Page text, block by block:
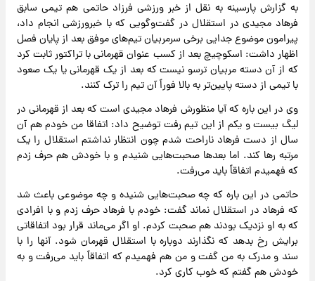
به گزارش پارسینه به نقل از خبر ورزشی فرزاد حاتمی هم تیمی سابق
فرهاد مجیدی در استقلال در گفت‌وگویی که با خبرورزشی انجام داد،
پیرامون موضوع جدایی برخی سرمربیان تیم‌های موفق بعد از پایان فصل
اظهار داشت: اسکوچیچ بعد از کسب عنوان قهرمانی با تراکتور ثابت کرد
که از آن دسته مربیان ترسو نیست که بعد از یک قهرمانی یا یک صعود
با تیمی از دسته پایین‌تر به بالا فوراً آن تیم را ترک کنند.
وی در این باره که آیا منظورش فرهاد مجیدی است که بعد از قهرمانی در
لیگ بیست و یکم از این تیم رفت توضیح داد: اتفاقا من خودم هم آن
سال از دست فرهاد ناراحت شدم چون انتظار نداشتم استقلال را یک
مرتبه رها کند. اما بعدها صحبت‌هایی شنیدم و با خودش هم حرف زدم
که فهمیدم اتفاقاً باید می‌رفت.
حاتمی در این باره که چه صحبت‌هایی شنیده و چه موضوعی باعث شد
که فرهاد در استقلال نماند گفت: خودم با فرهاد حرف زدم و با افرادی
که به او نزدیک بودند هم صحبت کردم. او اگر می‌ماند قرار بود اتفاقاتی
برایش رخ بدهد که نگذارند دوباره با استقلال قهرمان شود. آنها را با
سند و مدرک به من گفت و من هم فهمیدم که اتفاقاً باید می‌رفت و به
خودش هم گفتم که خوب کاری کرد.